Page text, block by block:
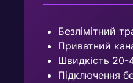
Безлімітний
Приватний
Швидкість 20-
Підключення